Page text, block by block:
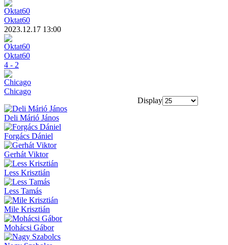
Oktat60
2023.12.17 13:00
Oktat60
4 - 2
Chicago
Display
Deli Márió János
Forgács Dániel
Gerhát Viktor
Less Krisztián
Less Tamás
Mile Krisztián
Mohácsi Gábor